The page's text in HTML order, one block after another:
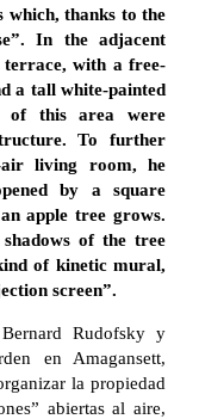
which, thanks to the
In the adjacent
terrace, with a free-
a tall white-painted
of this area were
To further
air living room, he
by a square
apple tree grows.
of the tree
of kinetic mural,
screen”.
Rudofsky y
en Amagansett,
la propiedad
abiertas al aire,